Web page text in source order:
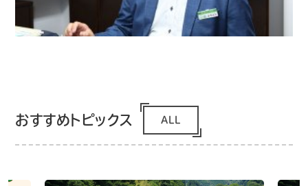
おすすめトピックス ALL